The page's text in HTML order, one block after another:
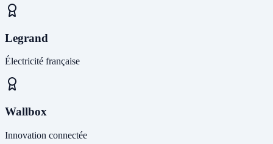
Legrand
Électricité française
Wallbox
Innovation connectée